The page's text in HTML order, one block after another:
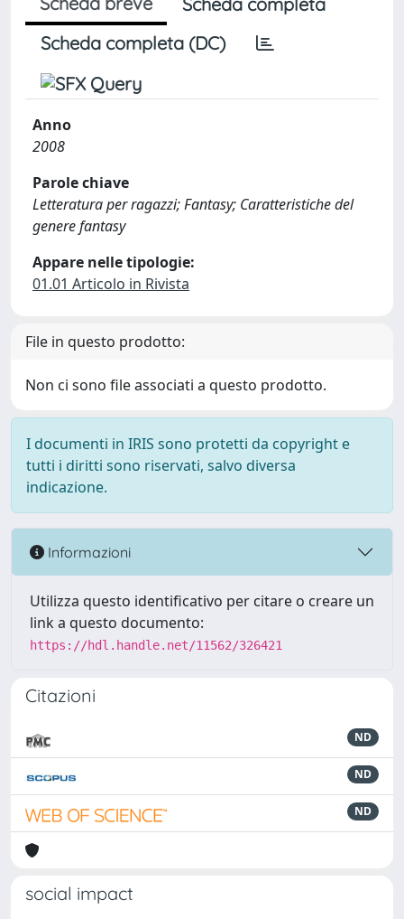
Scheda completa (DC)
Anno
2008
Parole chiave
Letteratura per ragazzi; Fantasy; Caratteristiche del
genere fantasy
Appare nelle tipologie:
01.01 Articolo in Rivista
File in questo prodotto:
Non ci sono file associati a questo prodotto.
I documenti in IRIS sono protetti da copyright e
tutti i diritti sono riservati, salvo diversa
indicazione.
Informazioni
Utilizza questo identificativo per citare o creare un
link a questo documento:
https://hdl.handle.net/11562/326421
Citazioni
ND
ND
ND
social impact